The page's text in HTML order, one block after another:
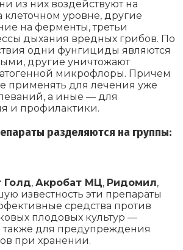
из них воздействуют на
клеточном уровне, другие
на ферменты, третьи
дыхания вредных грибов. По
одни фунгициды являются
другие уничтожают
микрофлоры. Причем
применять для лечения уже
а иные — для
и профилактики.
разделяются на группы:
Голд, Акробат МЦ, Ридомил,
известность эти препараты
средства против
плодовых культур —
также для предупреждения
при хранении.